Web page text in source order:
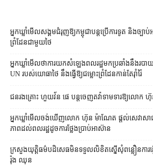
អ្នកឃ្លាំមើល​សង្គម​ជំរុញ​ឱ្យ​កម្ពុជា​បន្ត​ប្រើ​ការទូត និង​ច្បាប់​
ព្រំដែន​ជាមួយ​ថៃ
អ្នកឃ្លាំមើល​ថា​ការ​យក​សំឡេង​ពលរដ្ឋ​មក​ប្រឆាំង​នឹង​រប
UN របស់​យោធា​ថៃ នឹង​ធ្វើ​ឱ្យ​ជម្លោះព្រំដែន​កាន់តែ​រ៉ាំរ៉ៃ
ជនរងគ្រោះ ហួយវ័ន ផេ បន្ត​ចេញ​តវ៉ា​ទាមទារ​ឱ្យ​លោ
អ្នកឃ្លាំមើល​ចង់​ឃើញ​លោក ហ៊ុន ម៉ាណែត ផ្ដល់​សេវា​សា
ភាព​ដល់​ពលរដ្ឋ​ដូច​ការ​ថ្លែង​ប្រាប់​អាស៊ាន
ក្រសួងយុត្តិធម៌​បដិសេធ​មិន​ទទួល​លិខិត​ស្នើសុំ​ពន្លឿន​ការ​
រ៉ុង ឈុន